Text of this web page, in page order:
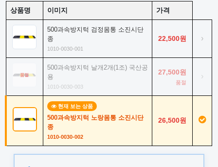
상품명 이미지 가격
500과속방지턱 검정몸통 소진시단
종
1010-0030-001
22,500원 ›
품절
500과속방지턱 날개2개(1조) 국산공
용
1010-0030-003
27,500원
품절
›
현재 보는 상품
500과속방지턱 노랑몸통 소진시단
종
1010-0030-002
26,500원